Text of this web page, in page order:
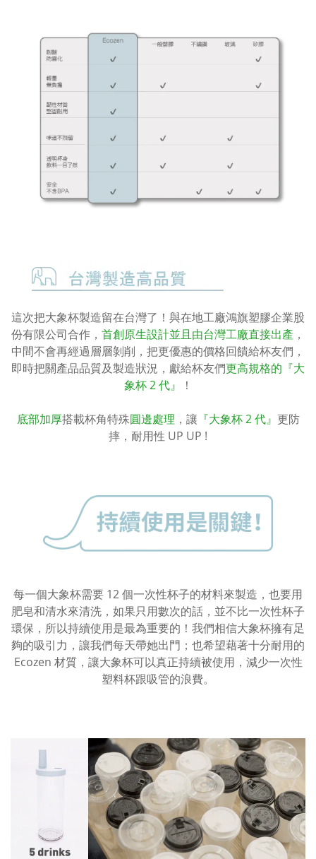
這次把大象杯製造留在台灣了！與在地工廠鴻旗塑膠企業股
份有限公司合作， 首創原生設計並且由台灣工廠直接出產 ，
中間不會再經過層層剝削，把更優惠的價格回饋給杯友們，
即時把關產品品質及製造狀況，獻給杯友們更高規格的『大
象杯 2 代』
！
底部加厚搭載杯角特殊圓邊處理 ，讓 『大象杯 2 代』 更防
摔，耐用性 UP UP !
每一個大象杯需要 12 個一次性杯子的材料來製造，也要用
肥皂和清水來清洗，如果只用數次的話，並不比一次性杯子
環保，所以持續使用是最為重要的！我們相信大象杯擁有足
夠的吸引力，讓我們每天帶她出門；也希望藉著十分耐用的
Ecozen 材質，讓大象杯可以真正持續被使用，減少一次性
塑料杯跟吸管的浪費。